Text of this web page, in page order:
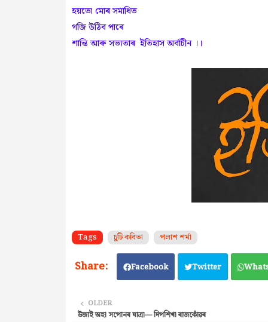
হয়তো মোৰ সমাধিত
গজি উঠিব পাৰে
শান্তি আৰু সভ্যতাৰ ইতিহাস অৰ্বাচীন ।।
Tags চুটি কবিতা পলাশ শৰ্মা
Facebook Twitter
OLDER
উজাই অহা সপোনৰ যাত্ৰা— দিপশিখা ৰাজকোঁৱৰ